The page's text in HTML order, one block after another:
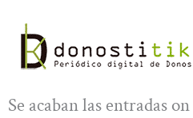
contenido
Se acaban las entradas